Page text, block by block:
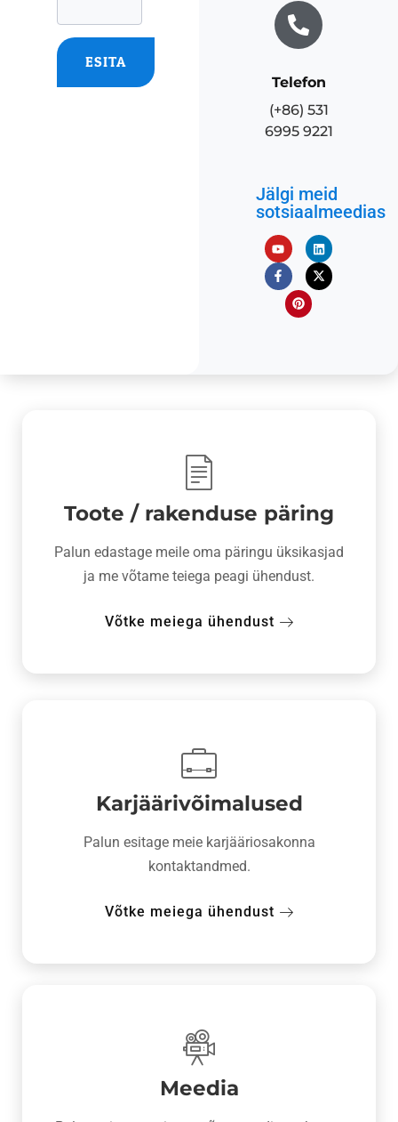
ESITA
Telefon
(+86) 531
6995 9221
Jälgi meid
sotsiaalmeedias
Toote / rakenduse päring
Palun edastage meile oma päringu üksikasjad
ja me võtame teiega peagi ühendust.
Võtke meiega ühendust
Karjäärivõimalused
Palun esitage meie karjääriosakonna
kontaktandmed.
Võtke meiega ühendust
Meedia